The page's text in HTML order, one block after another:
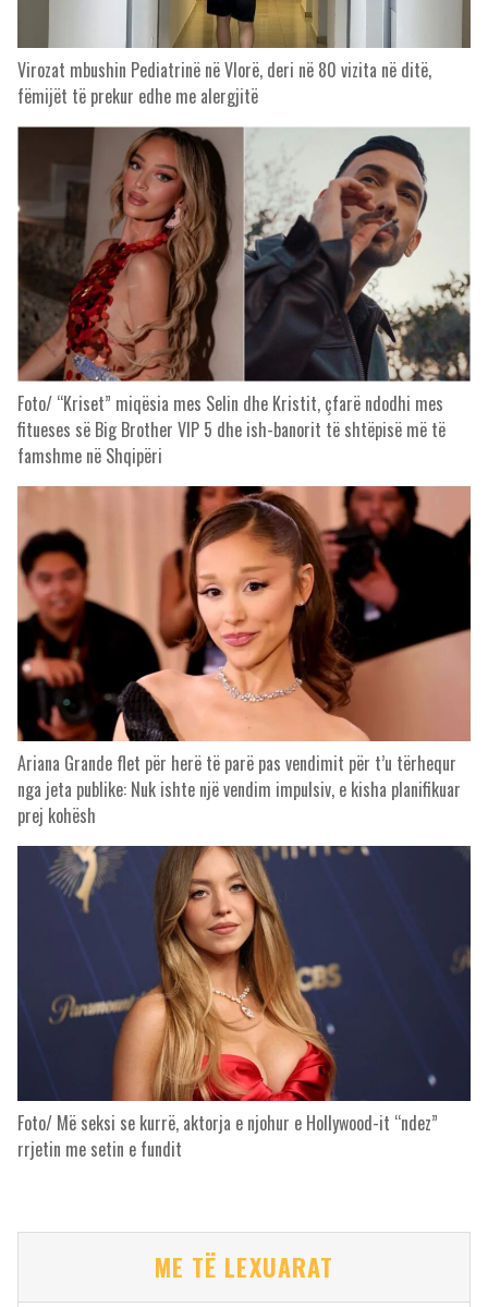
Virozat mbushin Pediatrinë në Vlorë, deri në 80 vizita në ditë,
fëmijët të prekur edhe me alergjitë
Foto/ “Kriset” miqësia mes Selin dhe Kristit, çfarë ndodhi mes
fitueses së Big Brother VIP 5 dhe ish-banorit të shtëpisë më të
famshme në Shqipëri
Ariana Grande flet për herë të parë pas vendimit për t’u tërhequr
nga jeta publike: Nuk ishte një vendim impulsiv, e kisha planifikuar
prej kohësh
Foto/ Më seksi se kurrë, aktorja e njohur e Hollywood-it “ndez”
rrjetin me setin e fundit
ME TË LEXUARAT